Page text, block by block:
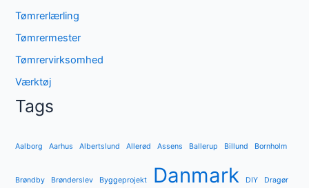
Tømrerlærling
Tømrermester
Tømrervirksomhed
Værktøj
Tags
Aalborg Aarhus Albertslund Allerød Assens Ballerup Billund Bornholm
Brøndby Brønderslev Byggeprojekt Danmark DIY Dragør